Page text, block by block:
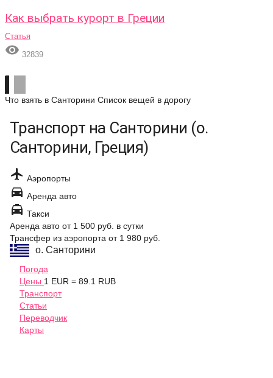
Как выбрать курорт в Греции
Статья
 32839
Что взять в Санторини Список вещей в дорогу
Транспорт на Санторини (о.
Санторини, Греция)
 Аэропорты
 Аренда авто
 Такси
Аренда авто от 1 500 руб. в сутки
Трансфер из аэропорта от 1 980 руб.
о. Санторини
Погода
Цены 1 EUR = 89.1 RUB
Транспорт
Статьи
Переводчик
Карты